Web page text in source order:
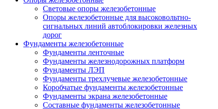
Световые опоры железобетонные
Опоры железобетонные для высоковольтно-
сигнальных линий автоблокировки железных
дорог
Фундаменты железобетонные
Фундаменты ленточные
Фундаменты железнодорожных платформ
Фундаменты ЛЭП
Фундаменты трехлучевые железобетонные
Коробчатые фундаменты железобетонные
Фундаменты экрана железобетонные
Составные фундаменты железобетонные